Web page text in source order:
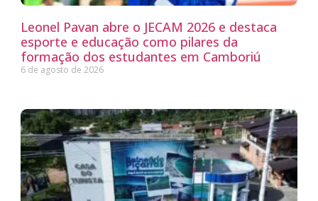
Leonel Pavan abre o JECAM 2026 e destaca
esporte e educação como pilares da
formação dos estudantes em Camboriú
6 de agosto de 2026